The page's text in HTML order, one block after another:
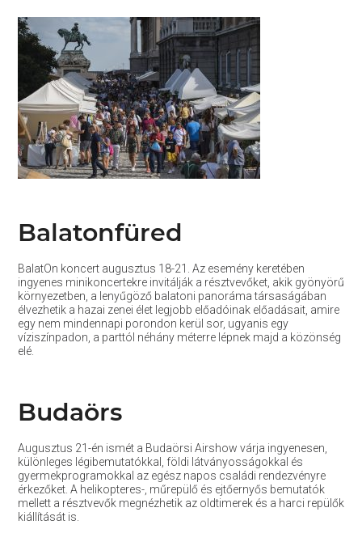
Balatonfüred
BalatOn koncert augusztus 18-21. Az esemény keretében
ingyenes minikoncertekre invitálják a résztvevőket, akik gyönyörű
környezetben, a lenyűgöző balatoni panoráma társaságában
élvezhetik a hazai zenei élet legjobb előadóinak előadásait, amire
egy nem mindennapi porondon kerül sor, ugyanis egy
víziszínpadon, a parttól néhány méterre lépnek majd a közönség
elé.
Budaörs
Augusztus 21-én ismét a Budaörsi Airshow várja ingyenesen,
különleges légibemutatókkal, földi látványosságokkal és
gyermekprogramokkal az egész napos családi rendezvényre
érkezőket. A helikopteres-, műrepülő és ejtőernyős bemutatók
mellett a résztvevők megnézhetik az oldtimerek és a harci repülők
kiállítását is.